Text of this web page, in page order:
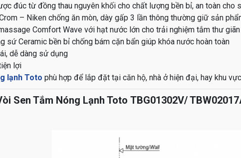
đúc từ đồng thau nguyên khối cho chất lượng bền bỉ, an toàn cho
– Niken chống ăn mòn, dày gấp 3 lần thông thường giữ sản
Comfort Wave với hạt nước lớn cho trải nghiệm tắm thư
sứ Ceramic bền bỉ chống bám cặn bẩn giúp khóa nước hoàn toàn
dễ dàng sử dụng
lợi
lạnh Toto phù hợp để lắp đặt tại căn hộ, nhà ở hiện đại, hay khu
Sen Tắm Nóng Lạnh Toto TBG01302V/